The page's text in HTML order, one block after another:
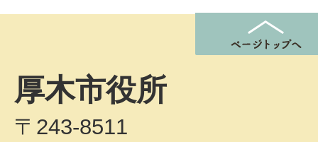
厚木市役所
〒243-8511